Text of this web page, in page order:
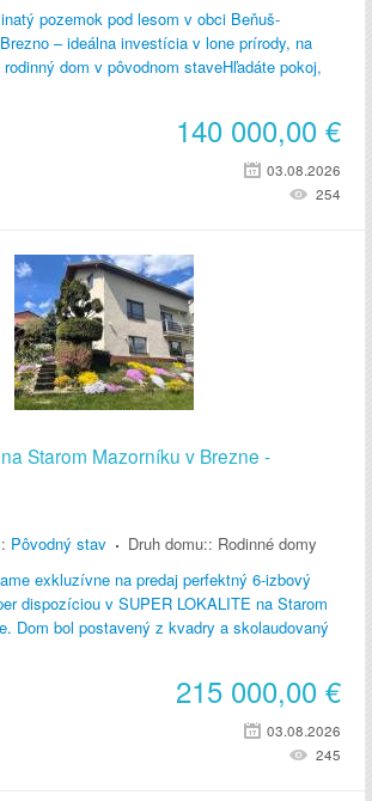
pozemok pod lesom v obci Beňuš-
– ideálna investícia v lone prírody, na
dom v pôvodnom staveHľadáte pokoj,
140 000,00 €
03.08.2026
254
Starom Mazorníku v Brezne -
Pôvodný stav Druh domu:: Rodinné domy
exkluzívne na predaj perfektný 6-izbový
dispozíciou v SUPER LOKALITE na Starom
Dom bol postavený z kvadry a skolaudovaný
215 000,00 €
03.08.2026
245